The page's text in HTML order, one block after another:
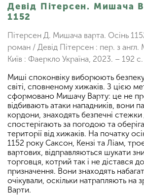
Девід Пітерсен. Мишача
1152
Пітерсен Д. Мишача варта. Осінь
роман / Девід Пітерсен : пер. з
Київ : Фаеркло Україна, 2023. – 192 с.
Миші споконвіку виборюють
світі, сповненому хижаків. З цією
сформовано Мишачу Варту: це не
відбивають атаки нападників, вони
кордони, знаходять безпечні
спостерігають за погодою та
території від хижаків. На початку
1152 року Саксон, Кензі та Ліам,
вартових, відправляються шукати
торговця, котрий так і не дістався
призначення. Вони знаходять
очікували, оскільки натрапляють на
Варти.